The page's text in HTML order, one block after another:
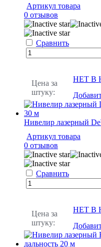
Артикул товара
0 отзывов
Сравнить
Цена за
штуку:
НЕТ В
Нивелир лазерный
Артикул товара
0 отзывов
Сравнить
Цена за
штуку:
НЕТ В